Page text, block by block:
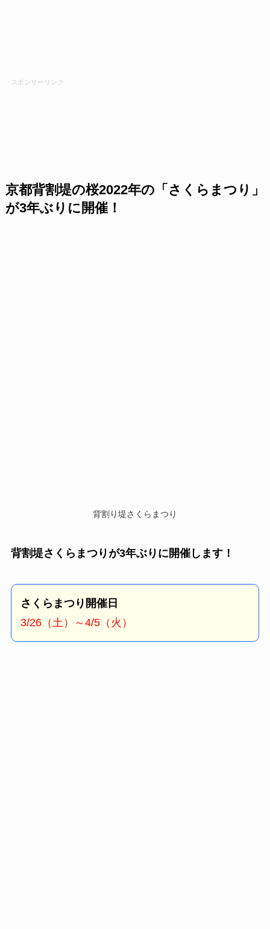
スポンサーリンク
京都背割堤の桜2022年の「さくらまつり」
が3年ぶりに開催！
背割り堤さくらまつり
背割堤さくらまつりが3年ぶりに開催します！
さくらまつり開催日
3/26（土）～4/5（火）